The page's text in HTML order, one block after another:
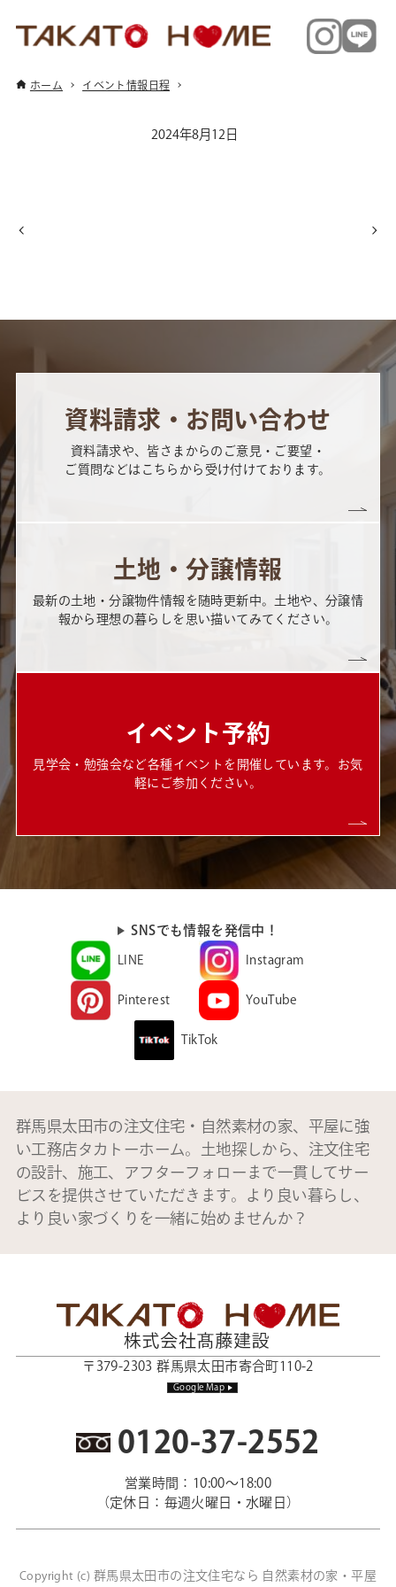
ホーム イベント情報日程
2024年8月12日
資料請求・お問い合わせ
資料請求や、皆さまからのご意見・ご要望・
ご質問などはこちらから受け付けております。
土地・分譲情報
最新の土地・分譲物件情報を随時更新中。土地や、分譲情
報から理想の暮らしを思い描いてみてください。
イベント予約
見学会・勉強会など各種イベントを開催しています。お気
軽にご参加ください。
SNSでも情報を発信中！
LINE Instagram
Pinterest YouTube
TikTok
群馬県太田市の注文住宅・自然素材の家、平屋に強
い工務店タカトーホーム。土地探しから、注文住宅
の設計、施工、アフターフォローまで一貫してサー
ビスを提供させていただきます。より良い暮らし、
より良い家づくりを一緒に始めませんか？
〒379-2303 群馬県太田市寄合町110-2
Google Map
0120-37-2552
営業時間：10:00～18:00
（定休日：毎週火曜日・水曜日）
Copyright (c) 群馬県太田市の注文住宅なら 自然素材の家・平屋